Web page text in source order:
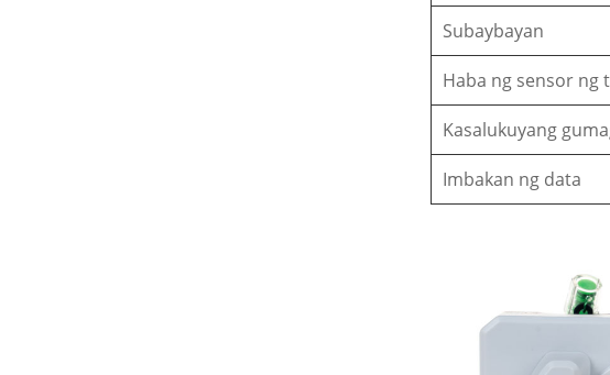
Subaybayan
Haba ng sensor ng
Kasalukuyang
Imbakan ng data